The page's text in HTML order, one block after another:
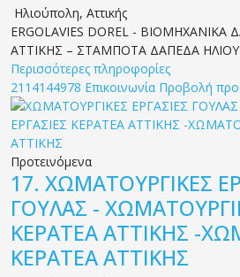
Ηλιούπολη, Αττικής
ERGOLAVIES DOREL -
ΑΤΤΙΚΗΣ – ΣΤΑΜΠΟΤΑ ΔΑΠΕΔΑ
Περισσότερες πληροφορίες
2114144978 Επικοινωνία Προβολή
Προτεινόμενα
17. ΧΩΜΑΤΟΥΡΓΙΚΕΣ
ΓΟΥΛΑΣ -
ΚΕΡΑΤΕΑ ΑΤΤΙΚΗΣ -
ΚΕΡΑΤΕΑ ΑΤΤΙΚΗΣ